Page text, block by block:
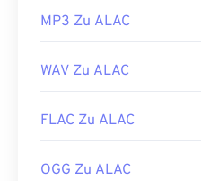
MP3 Zu ALAC
WAV Zu ALAC
FLAC Zu ALAC
OGG Zu ALAC